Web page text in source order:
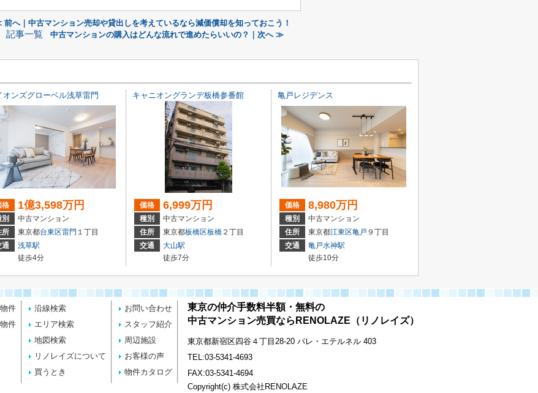
へ｜中古マンション売却や貸出しを考えているなら減価償却を知っておこう！
記事一覧 中古マンションの購入はどんな流れで進めたらいいの？｜次へ ≫
オンズグローベル浅草雷門
格 1億3,598万円
中古マンション
所
東京都台東区雷門 １丁目
通
浅草駅
徒歩4分
キャニオングランデ板橋参番館
価格 6,999万円
種別
中古マンション
住所
東京都板橋区板橋 ２丁目
交通
大山駅
徒歩7分
亀戸レジデンス
価格 8,980万円
種別
中古マンション
住所
東京都江東区亀戸 ９丁目
交通
亀戸水神駅
徒歩10分
件
件
沿線検索
エリア検索
地図検索
リノレイズについて
買うとき
お問い合わせ
スタッフ紹介
周辺施設
お客様の声
物件カタログ
東京の仲介手数料半額・無料の
中古マンション売買ならRENOLAZE（リノレイズ）
東京都新宿区四谷４丁目28-20 パレ・エテルネル 403
TEL:03-5341-4693
FAX:03-5341-4694
Copyright(c) 株式会社RENOLAZE